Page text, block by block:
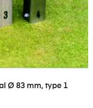
Ø 83 mm, type 1